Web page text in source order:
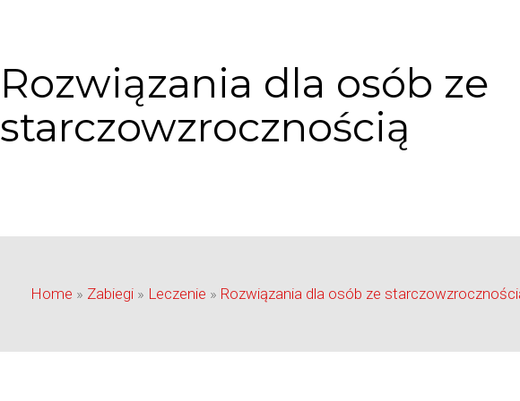
Rozwiązania dla osób ze
starczowzrocznością
Home » Zabiegi» Leczenie » Rozwiązania dla osób ze